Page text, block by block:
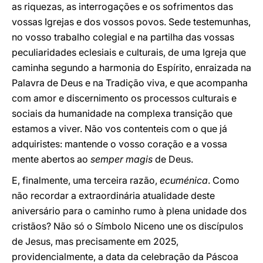
as riquezas, as interrogações e os sofrimentos das
vossas Igrejas e dos vossos povos. Sede testemunhas,
no vosso trabalho colegial e na partilha das vossas
peculiaridades eclesiais e culturais, de uma Igreja que
caminha segundo a harmonia do Espírito, enraizada na
Palavra de Deus e na Tradição viva, e que acompanha
com amor e discernimento os processos culturais e
sociais da humanidade na complexa transição que
estamos a viver. Não vos contenteis com o que já
adquiristes: mantende o vosso coração e a vossa
mente abertos ao semper magis de Deus.
E, finalmente, uma terceira razão, ecuménica. Como
não recordar a extraordinária atualidade deste
aniversário para o caminho rumo à plena unidade dos
cristãos? Não só o Símbolo Niceno une os discípulos
de Jesus, mas precisamente em 2025,
providencialmente, a data da celebração da Páscoa